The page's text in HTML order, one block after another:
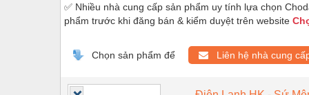
Đóng tàu Thiết bị
Dụng cụ cầm tay
Dụng cụ cắt gọt
✅ Nhiều nhà cung cấp sản phẩm uy tính lựa chọn
phẩm trước khi đăng bán & kiểm duyệt trên website
Chọn sản phẩm để Liên hệ nhà cung